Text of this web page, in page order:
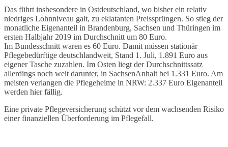
Das führt insbesondere in Ostdeutschland, wo bisher ein relativ
niedriges Lohnniveau galt, zu eklatanten Preissprüngen. So stieg der
monatliche Eigenanteil in Brandenburg, Sachsen und Thüringen im
ersten Halbjahr 2019 im Durchschnitt um 80 Euro.
Im Bundesschnitt waren es 60 Euro. Damit müssen stationär
Pflegebedürftige deutschlandweit, Stand 1. Juli, 1.891 Euro aus
eigener Tasche zuzahlen. Im Osten liegt der Durchschnittssatz
allerdings noch weit darunter, in SachsenAnhalt bei 1.331 Euro. Am
meisten verlangen die Pflegeheime in NRW: 2.337 Euro Eigenanteil
werden hier fällig.
Eine private Pflegeversicherung schützt vor dem wachsenden Risiko
einer finanziellen Überforderung im Pflegefall.